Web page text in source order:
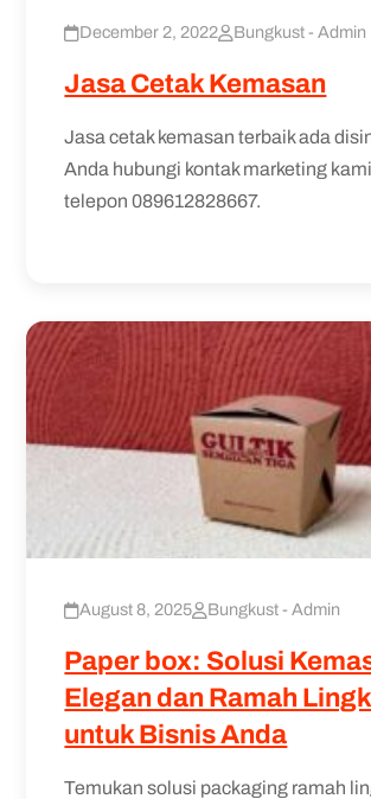
December 2, 2022 Bungkust - Admin
Jasa Cetak Kemasan
Jasa cetak kemasan terbaik ada
Anda hubungi kontak marketing
telepon 089612828667.
August 8, 2025 Bungkust - Admin
Paper box: Solusi
Elegan dan Ramah
untuk Bisnis Anda
Temukan solusi packaging ramah